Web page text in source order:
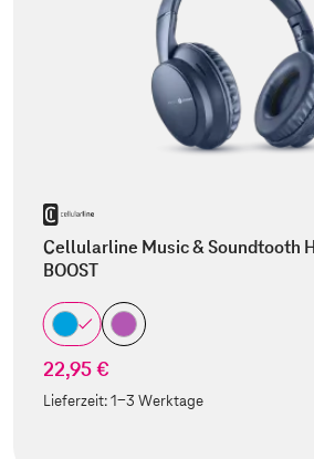
Cellularline Music & Soundtooth
BOOST
22,95 €
Lieferzeit:1-3 Werktage